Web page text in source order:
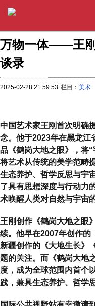
万物一体——王刚
谈录
2025-02-28 21:59:53 栏目： 美术
中国艺术家王刚首次明确
念。他于2023年在黑龙江
品《鹤岗大地之眼》，将
将艺术从传统的美学范畴
生态养护、哲学反思与宇
了具有思想深度与行动力
术唤醒人类对自然与宇宙
王刚创作《鹤岗大地之眼
续。他早在2007年创作的
新疆创作的《大地生长》
题的关注。而《鹤岗大地
度，成为全球范围内首个
践，兼具生态养护、哲学